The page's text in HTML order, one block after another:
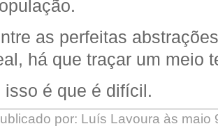
as perfeitas
há que traçar um meio
isso é que é difícil.
por: Luís Lavoura às maio